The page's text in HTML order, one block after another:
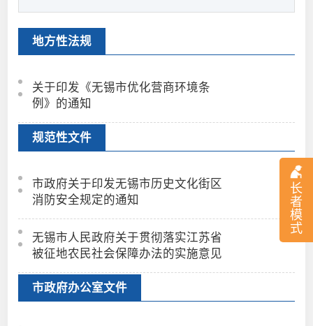
长
者
模
式
地方性法规
关于印发《无锡市优化营商环境条
例》的通知
规范性文件
市政府关于印发无锡市历史文化街区
消防安全规定的通知
无锡市人民政府关于贯彻落实江苏省
被征地农民社会保障办法的实施意见
市政府办公室文件